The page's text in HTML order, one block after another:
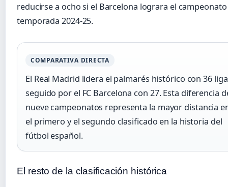
reducirse a ocho si el Barcelona lograra el
temporada 2024-25.
COMPARATIVA DIRECTA
El Real Madrid lidera el palmarés histórico con 36
seguido por el FC Barcelona con 27. Esta diferencia
nueve campeonatos representa la mayor distancia
el primero y el segundo clasificado en la historia del
fútbol español.
El resto de la clasificación histórica